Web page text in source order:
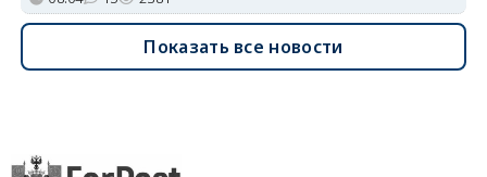
Показать все новости